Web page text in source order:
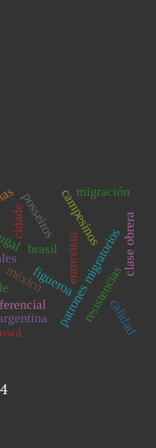
brasil
méxico entrevista
patrones migratorios
resistencias
campesinos
figueroa
clase obrera
cidade
migración
calidad
posseiros